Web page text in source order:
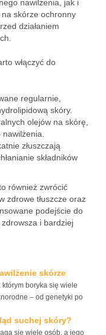
nawilżenia, jak i
skórze ochronny
działaniem
włączyć do
regularnie,
skóry.
olejów na skórę,
złuszczają
składników
również zwrócić
zdrowe tłuszcze oraz
podejście do
i bardziej
skórze
boryka się wiele
– od genetyki po
suchej skóry?
się wiele osób, a jego